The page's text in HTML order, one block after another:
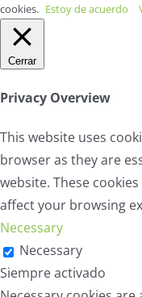
cookies. Estoy de acuerdo
Cerrar
Privacy Overview
This website uses
browser as they are
website. These
affect your browsing
Necessary
Necessary
Siempre activado